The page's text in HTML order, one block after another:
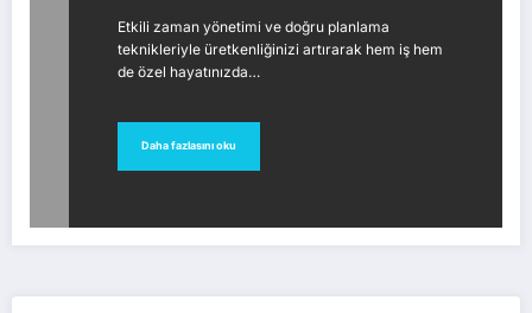
Etkili zaman yönetimi ve doğru planlama
teknikleriyle üretkenliğinizi artırarak hem iş hem
de özel hayatınızda…
Daha fazlasını oku